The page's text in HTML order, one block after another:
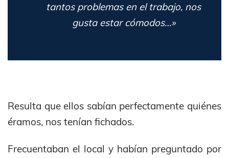
tantos problemas en el trabajo, nos
gusta estar cómodos…»
Resulta que ellos sabían perfectamente quiénes
éramos, nos tenían fichados.
Frecuentaban el local y habían preguntado por